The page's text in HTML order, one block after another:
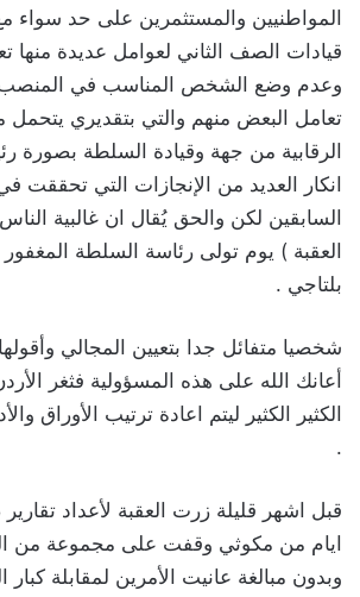
المواطنيين والمستثمرين على حد سواء
قيادات الصف الثاني لعوامل عديدة منها
وعدم وضع الشخص المناسب في المنصب
تعامل البعض منهم والتي بتقديري يتحمل
الرقابية من جهة وقيادة السلطة بصورة
انكار العديد من الإنجازات التي تحققت
السابقين لكن والحق يُقال ان غالبية
العقبة ) يوم تولى رئاسة السلطة
بلتاجي .
شخصيا متفائل جدا بتعيين المجالي
أعانك الله على هذه المسؤولية فثغر
الكثير الكثير ليتم اعادة ترتيب الأوراق
.
قبل اشهر قليلة زرت العقبة لأعداد
ايام من مكوثي وقفت على مجموعة من
وبدون مبالغة عانيت الأمرين لمقابلة كبار